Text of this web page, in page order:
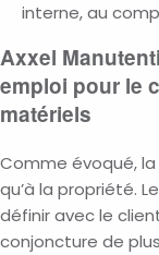
interne, au
Axxel
emploi pour le
matériels
Comme évoqué, la
qu’à la propriété. Le
définir avec le
conjoncture de